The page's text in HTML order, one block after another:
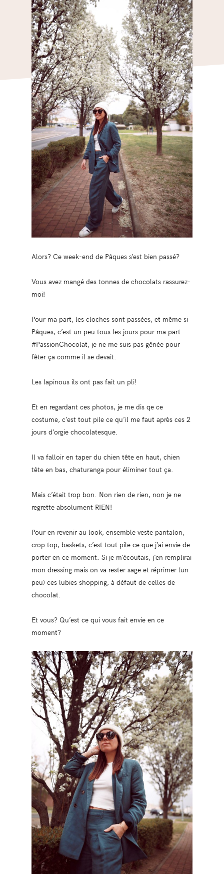
Alors? Ce week-end de Pâques s’est bien passé?
Vous avez mangé des tonnes de chocolats rassurez-
moi!
Pour ma part, les cloches sont passées, et même si
Pâques, c’est un peu tous les jours pour ma part
#PassionChocolat, je ne me suis pas gênée pour
fêter ça comme il se devait.
Les lapinous ils ont pas fait un pli!
Et en regardant ces photos, je me dis qe ce
costume, c’est tout pile ce qu’il me faut après ces 2
jours d’orgie chocolatesque.
Il va falloir en taper du chien tête en haut, chien
tête en bas, chaturanga pour éliminer tout ça.
Mais c’était trop bon. Non rien de rien, non je ne
regrette absolument RIEN!
Pour en revenir au look, ensemble veste pantalon,
crop top, baskets, c’est tout pile ce que j’ai envie de
porter en ce moment. Si je m’écoutais, j’en remplirai
mon dressing mais on va rester sage et réprimer (un
peu) ces lubies shopping, à défaut de celles de
chocolat.
Et vous? Qu’est ce qui vous fait envie en ce
moment?